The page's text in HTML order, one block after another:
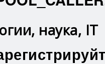
наука, IT